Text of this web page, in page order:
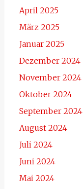
April 2025
März 2025
Januar 2025
Dezember 2024
November 2024
Oktober 2024
September 2024
August 2024
Juli 2024
Juni 2024
Mai 2024